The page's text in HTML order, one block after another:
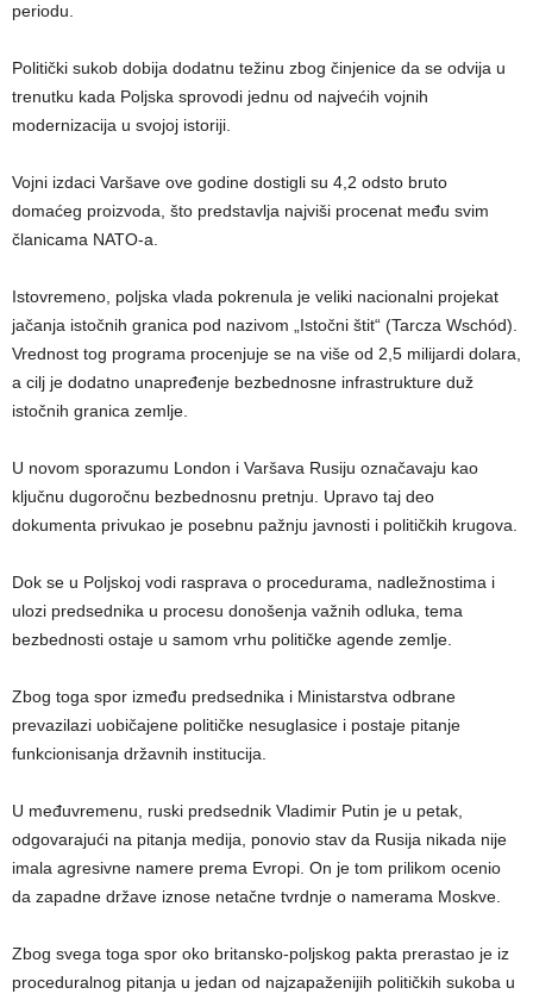
periodu.
Politički sukob dobija dodatnu težinu zbog činjenice da se odvija u
trenutku kada Poljska sprovodi jednu od najvećih vojnih
modernizacija u svojoj istoriji.
Vojni izdaci Varšave ove godine dostigli su 4,2 odsto bruto
domaćeg proizvoda, što predstavlja najviši procenat među svim
članicama NATO-a.
Istovremeno, poljska vlada pokrenula je veliki nacionalni projekat
jačanja istočnih granica pod nazivom „Istočni štit“ (Tarcza Wschód).
Vrednost tog programa procenjuje se na više od 2,5 milijardi dolara,
a cilj je dodatno unapređenje bezbednosne infrastrukture duž
istočnih granica zemlje.
U novom sporazumu London i Varšava Rusiju označavaju kao
ključnu dugoročnu bezbednosnu pretnju. Upravo taj deo
dokumenta privukao je posebnu pažnju javnosti i političkih krugova.
Dok se u Poljskoj vodi rasprava o procedurama, nadležnostima i
ulozi predsednika u procesu donošenja važnih odluka, tema
bezbednosti ostaje u samom vrhu političke agende zemlje.
Zbog toga spor između predsednika i Ministarstva odbrane
prevazilazi uobičajene političke nesuglasice i postaje pitanje
funkcionisanja državnih institucija.
U međuvremenu, ruski predsednik Vladimir Putin je u petak,
odgovarajući na pitanja medija, ponovio stav da Rusija nikada nije
imala agresivne namere prema Evropi. On je tom prilikom ocenio
da zapadne države iznose netačne tvrdnje o namerama Moskve.
Zbog svega toga spor oko britansko-poljskog pakta prerastao je iz
proceduralnog pitanja u jedan od najzapaženijih političkih sukoba u